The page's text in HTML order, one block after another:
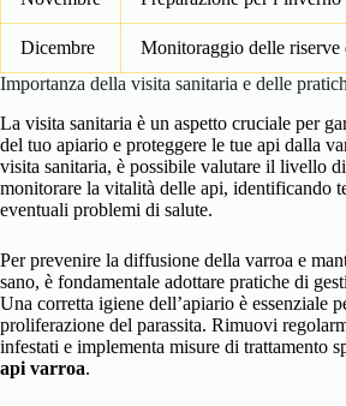
Dicembre
Monitoraggio delle riserve
Importanza della visita sanitaria e delle
La visita sanitaria è un aspetto cruciale per
del tuo apiario e proteggere le tue api dalla
visita sanitaria, è possibile valutare il livello
monitorare la vitalità delle api, identificando
eventuali problemi di salute.
Per prevenire la diffusione della varroa e
sano, è fondamentale adottare pratiche di
Una corretta igiene dell’apiario è essenziale
proliferazione del parassita. Rimuovi
infestati e implementa misure di trattamento
api varroa.